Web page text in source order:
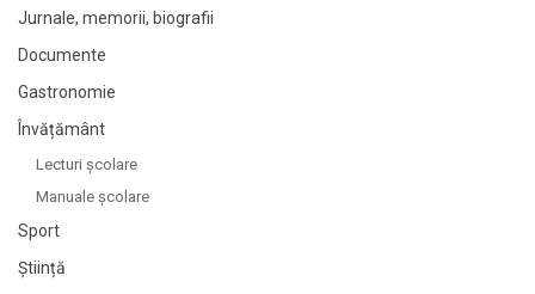
Jurnale, memorii, biografii
Documente
Gastronomie
Învățământ
Lecturi şcolare
Manuale şcolare
Sport
Știință